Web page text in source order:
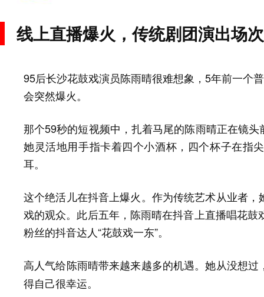
线上直播爆火，传统剧团演出场
95后长沙花鼓戏演员陈雨晴很难想象，5年前一个
会突然爆火。
那个59秒的短视频中，扎着马尾的陈雨晴正在镜
她灵活地用手指卡着四个小酒杯，四个杯子在指
耳。
这个绝活儿在抖音上爆火。作为传统艺术从业者
戏的观众。此后五年，陈雨晴在抖音上直播唱花
粉丝的抖音达人“花鼓戏一东”。
高人气给陈雨晴带来越来越多的机遇。她从没想过
得自己很幸运。